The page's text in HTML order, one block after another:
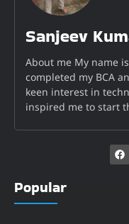
Sanjeev
About me My name
completed my BCA
keen interest in
inspired me to start
Popular